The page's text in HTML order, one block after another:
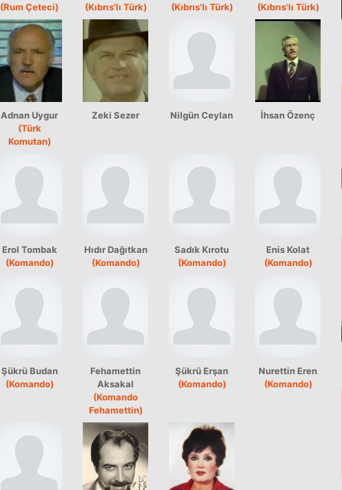
(Rum Çeteci)
(Kıbrıs'lı Türk)
(Kıbrıs'lı Türk)
(Kıbrıs'lı Türk)
Adnan Uygur
(Türk
Komutan)
Zeki Sezer Nilgün Ceylan İhsan Özenç
Erol Tombak
(Komando)
Hıdır Dağıtkan
(Komando)
Sadık Kırotu
(Komando)
Enis Kolat
(Komando)
Şükrü Budan
(Komando)
Fehamettin
Aksakal
(Komando
Fehamettin)
Şükrü Erşan
(Komando)
Nurettin Eren
(Komando)